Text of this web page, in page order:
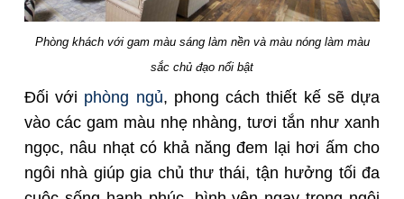
Phòng khách với gam màu sáng làm nền và màu nóng làm màu
sắc chủ đạo nổi bật
Đối với phòng ngủ, phong cách thiết kế sẽ dựa
vào các gam màu nhẹ nhàng, tươi tắn như xanh
ngọc, nâu nhạt có khả năng đem lại hơi ấm cho
ngôi nhà giúp gia chủ thư thái, tận hưởng tối đa